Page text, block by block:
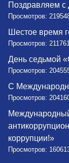
Поздравляем с
Просмотров:
Шестое время
Просмотров:
День седьмой
Просмотров:
С
Просмотров:
коррупции!»
Просмотров: